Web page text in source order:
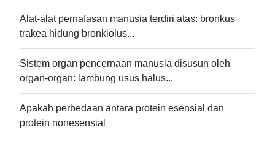
Alat-alat pernafasan manusia terdiri atas: bronkus
trakea hidung bronkiolus...
Sistem organ pencernaan manusia disusun oleh
organ-organ: lambung usus halus...
Apakah perbedaan antara protein esensial dan
protein nonesensial